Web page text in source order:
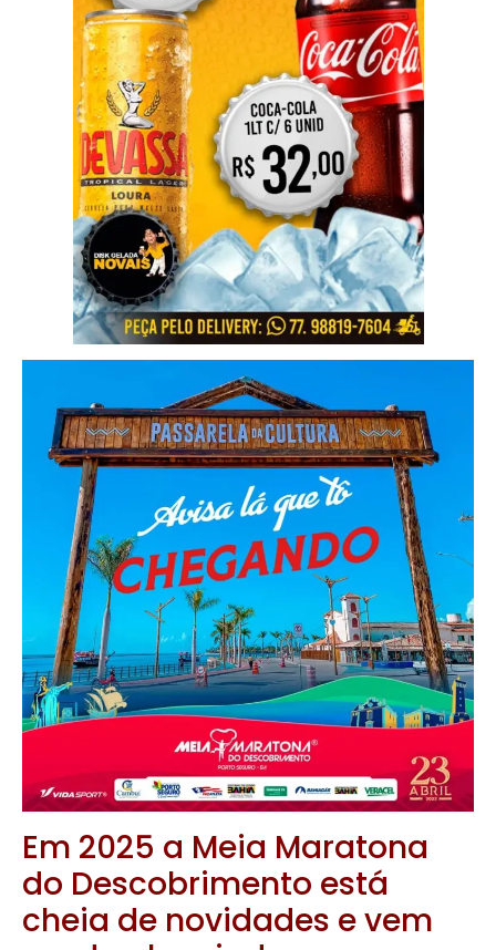
Em 2025 a Meia Maratona
do Descobrimento está
cheia de novidades e vem